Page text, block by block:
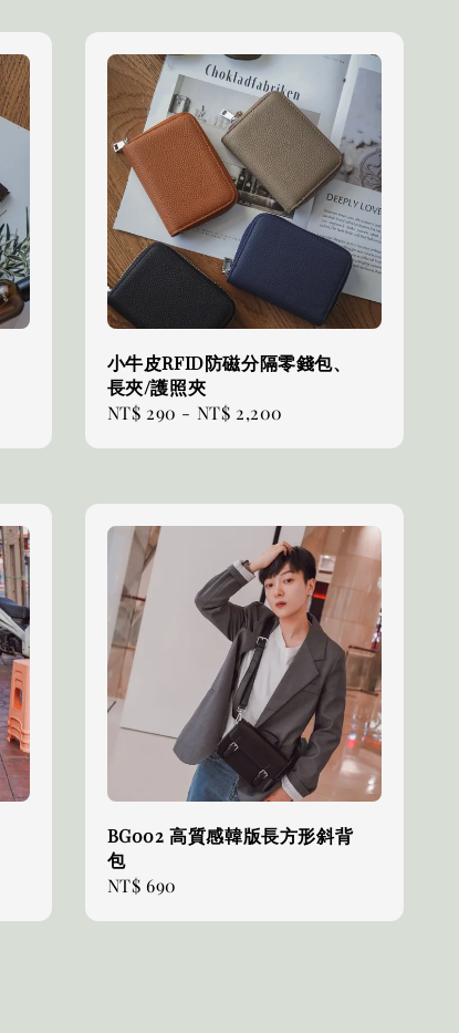
小牛皮RFID防磁分隔零錢包、
長夾/護照夾
Regular
NT$ 290 - NT$ 2,200
BG002 高質感韓版長方形斜背
包
Regular
NT$ 690